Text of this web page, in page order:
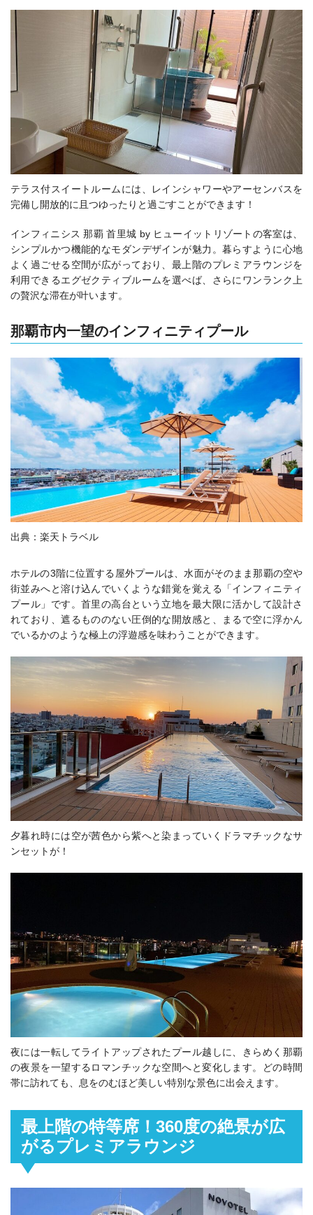
テラス付スイートルームには、
レインシャワーやアーセンバスを
完備し開放的に且つゆったりと過ごすことができます！
インフィニシス 那覇 首里城 by ヒューイットリゾートの客室は、
シンプルかつ機能的なモダンデザインが魅力。暮らすように心地
よく過ごせる空間が広がっており、最上階のプレミアラウンジを
利用できるエグゼクティブルームを選べば、さらにワンランク上
の贅沢な滞在が叶います。
那覇市内一望のインフィニティプール
出典：楽天トラベル
ホテルの3階に位置する屋外プールは、水面がそのまま那覇の空や
街並みへと溶け込んでいくような錯覚を覚える「インフィニティ
プール」です。首里の高台という立地を最大限に活かして設計さ
れており、遮るもののない圧倒的な開放感と、まるで空に浮かん
でいるかのような極上の浮遊感を味わうことができます。
夕暮れ時には空が茜色から紫へと染まっていくドラマチックなサ
ンセットが！
夜には一転してライトアップされたプール越しに、きらめく那覇
の夜景を一望するロマンチックな空間へと変化します。どの時間
帯に訪れても、息をのむほど美しい特別な景色に出会えます。
最上階の特等席！360度の絶景が広
がるプレミアラウンジ